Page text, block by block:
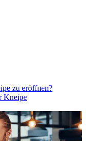
zu eröffnen?
Kneipe